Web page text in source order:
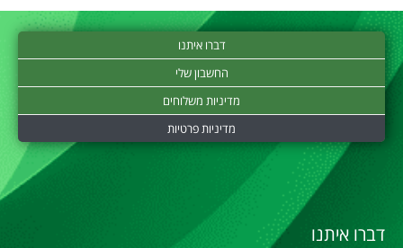
דברו איתנו
החשבון שלי
מדיניות משלוחים
מדיניות פרטיות
דברו איתנו